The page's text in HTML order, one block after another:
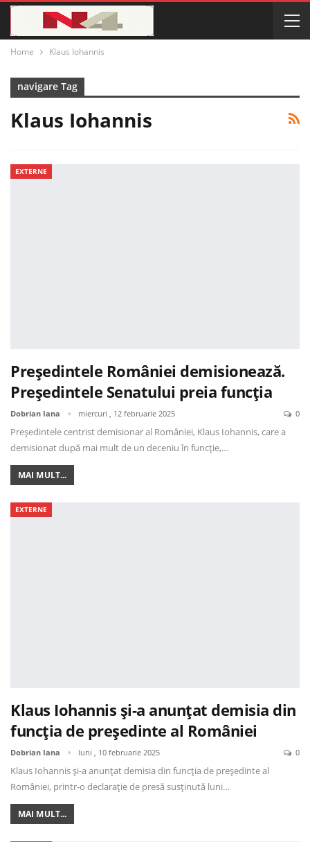
Home Klaus Iohannis
navigare Tag
Klaus Iohannis
EXTERNE
Președintele României demisionează.
Președintele Senatului preia funcția
Dobrian Iana miercuri , 12 februarie 2025 0
Președintele centrist demisionar al României, Klaus Iohannis, care a
demisionat după mai mult de un deceniu în funcție,…
MAI MULT...
EXTERNE
Klaus Iohannis și-a anunțat demisia din
funcția de președinte al României
Dobrian Iana luni , 10 februarie 2025 0
Klaus Iohannis și-a anunțat demisia din funcția de președinte al
României, printr-o declarație de presă susținută luni…
MAI MULT...